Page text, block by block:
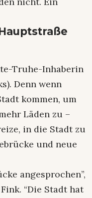
Truhe-Inhaberin
Denn wenn
kommen, um
Läden zu –
in die Stadt zu
und neue
angesprochen”,
“Die Stadt hat